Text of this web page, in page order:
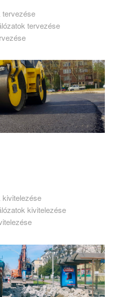
tervezése
tervezése
kivitelezése
kivitelezése